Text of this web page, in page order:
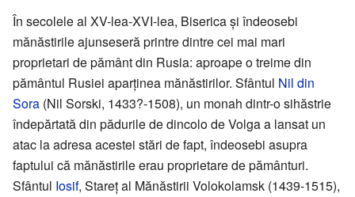
În secolele al XV-lea-XVI-lea, Biserica şi îndeosebi
mănăstirile ajunseseră printre dintre cei mai mari
proprietari de pământ din Rusia: aproape o treime din
pământul Rusiei aparţinea mănăstirilor. Sfântul Nil din
Sora (Nil Sorski, 1433?-1508), un monah dintr-o sihăstrie
îndepărtată din pădurile de dincolo de Volga a lansat un
atac la adresa acestei stări de fapt, îndeosebi asupra
faptului că mănăstirile erau proprietare de pământuri.
Sfântul Iosif, Stareţ al Mănăstirii Volokolamsk (1439-1515),